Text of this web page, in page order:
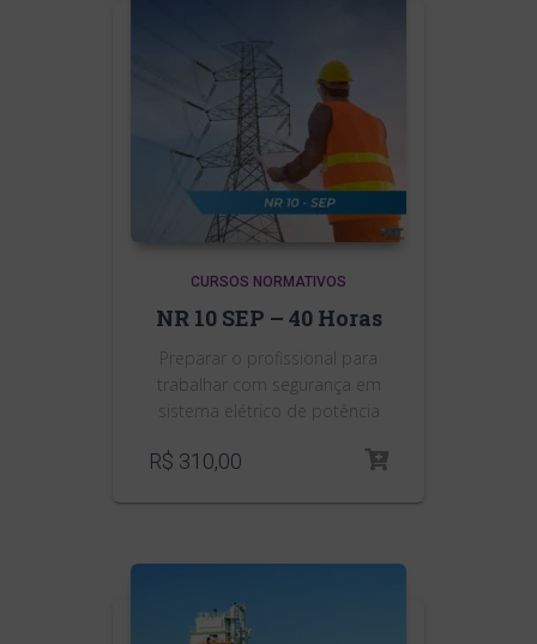
CURSOS NORMATIVOS
NR 10 SEP – 40 Horas
Preparar o profissional para
trabalhar com segurança em
sistema elétrico de potência
R$ 310,00